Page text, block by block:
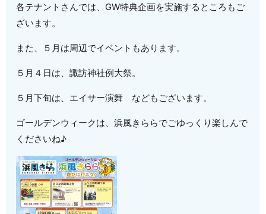
各テナントさんでは、GW特典企画を実施するところもご
ざいます。
また、５月は周辺でイベントもあります。
５月４日は、諏訪神社例大祭。
５月下旬は、エイサー演舞 などもございます。
ゴールデンウィークは、浜風きららでごゆっくり楽しんで
くださいね♪